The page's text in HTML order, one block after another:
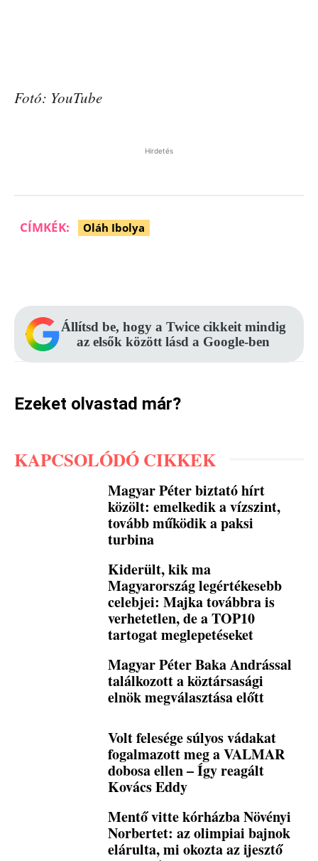
Fotó: YouTube
Hirdetés
CÍMKÉK: Oláh Ibolya
Állítsd be, hogy a Twice cikkeit mindig
az elsők között lásd a Google-ben
Ezeket olvastad már?
KAPCSOLÓDÓ CIKKEK
Magyar Péter biztató hírt
közölt: emelkedik a vízszint,
tovább működik a paksi
turbina
Kiderült, kik ma
Magyarország legértékesebb
celebjei: Majka továbbra is
verhetetlen, de a TOP10
tartogat meglepetéseket
Magyar Péter Baka Andrással
találkozott a köztársasági
elnök megválasztása előtt
Volt felesége súlyos vádakat
fogalmazott meg a VALMAR
dobosa ellen – Így reagált
Kovács Eddy
Mentő vitte kórházba Növényi
Norbertet: az olimpiai bajnok
elárulta, mi okozta az ijesztő